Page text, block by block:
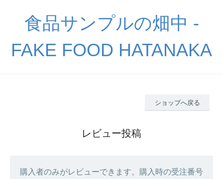
食品サンプルの畑中 -
FAKE FOOD HATANAKA
ショップへ戻る
レビュー投稿
購入者のみがレビューできます。購入時の受注番号